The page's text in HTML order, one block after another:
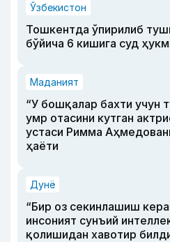
Ўзбекистон
Тошкентда ўпирилиб
бўйича 6 кишига суд
Маданият
“У бошқалар бахти учун
умр отасини кутган
устаси Римма
ҳаёти
Дунё
“Бир оз секинлашиш
инсоният сунъий
қолишидан хавотир